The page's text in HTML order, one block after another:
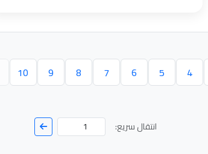
4
5
6
7
8
9
10
انتقال سريع: